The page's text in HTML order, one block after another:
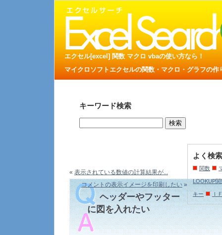
エクセル[excel] 関数 マクロ vbaの使い方なら！
マイクロソフトエクセルの関数・マクロ・グラフの
キーワード検索
よく検
関数
LOOKUP関
キー Ｉ
« 表示されている数値の計算結果が...
コメントの表示イメージを印刷したい»
ヘッダーやフッター
に図を入れたい